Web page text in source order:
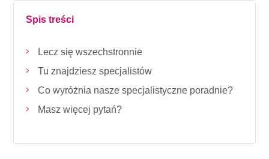
Spis treści
Lecz się wszechstronnie
Tu znajdziesz specjalistów
Co wyróżnia nasze specjalistyczne poradnie?
Masz więcej pytań?